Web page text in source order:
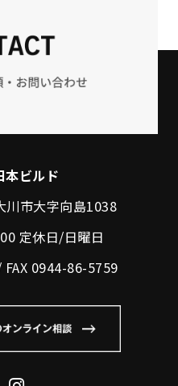
本ビルド
川市大字向島1038
定休日/日曜日
0944-86-5759